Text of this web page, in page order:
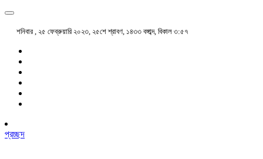
শনিবার , ২৫ ফেব্রুয়ারি ২০২৩, ২৫শে শ্রাবণ, ১৪৩৩ বঙ্গাব্দ, বিকাল ৩:৫৭
প্রচ্ছদ